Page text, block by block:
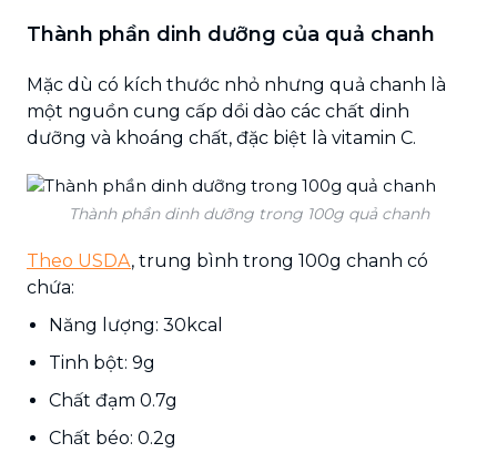
Thành phần dinh dưỡng của quả chanh
Mặc dù có kích thước nhỏ nhưng quả chanh là
một nguồn cung cấp dồi dào các chất dinh
dưỡng và khoáng chất, đặc biệt là vitamin C.
Thành phần dinh dưỡng trong 100g quả chanh
Theo USDA, trung bình trong 100g chanh có
chứa:
Năng lượng: 30kcal
Tinh bột: 9g
Chất đạm 0.7g
Chất béo: 0.2g